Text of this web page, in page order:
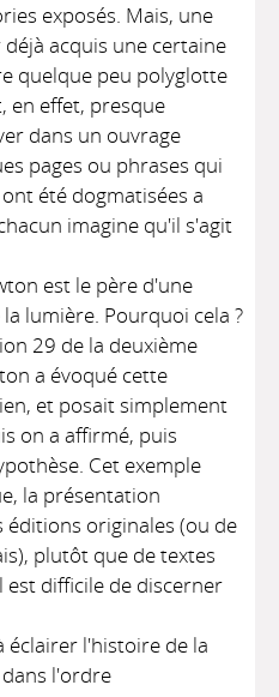
exposés. Mais, une
acquis une certaine
quelque peu polyglotte
en effet, presque
dans un ouvrage
pages ou phrases qui
été dogmatisées a
imagine qu'il s'agit
est le père d'une
lumière. Pourquoi cela ?
29 de la deuxième
a évoqué cette
et posait simplement
on a affirmé, puis
Cet exemple
la présentation
originales (ou de
plutôt que de textes
est difficile de discerner
éclairer l'histoire de la
l'ordre